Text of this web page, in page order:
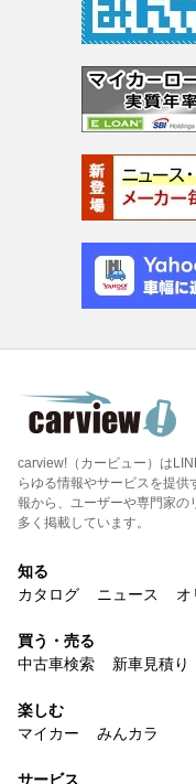
carview!（カービュー）は
らゆる情報やサービスを提
報から、ユーザーや専門家の
多く掲載しています。
知る
カタログ
ニュース オ
買う・売る
中古車検索
新車見積り
楽しむ
マイカー
みんカラ
サービス